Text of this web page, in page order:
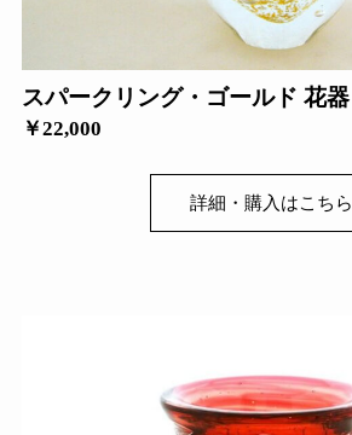
スパークリング・ゴールド 花器
￥22,000
詳細・購入はこちら